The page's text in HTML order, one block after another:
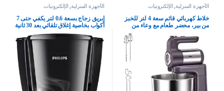
الأجهزة المنزلية, الإلكترونيات
خلاط كهربائي قائم سعة 4 لتر للخبز
من بير، محضر طعام مع وعاء من
الستانلس ستيل – خلاط محمول باليد
300 واط، 5 سرعات لخفق البيض
والعجين والكريمة للمطبخ والمنزل
الأجهزة المنزلية, الإلكترونيات
إبريق زجاج بسعة 0.6 لتر يكفي حتى 7
أكواب بخاصية إغلاق تلقائي بعد 30 ثانية
وبدون فلتر من فيليبس، موديل
HD7432/20، أسود